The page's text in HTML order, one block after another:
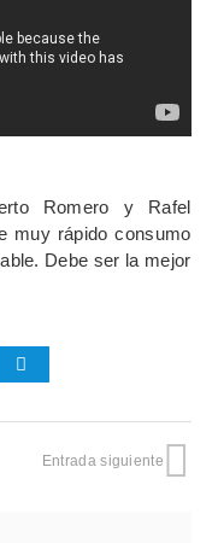
Romero y Rafel
muy rápido consumo
Debe ser la mejor
Entrada siguiente